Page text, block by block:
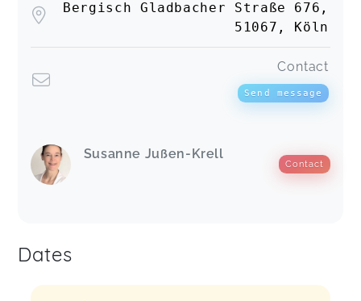
Bergisch Gladbacher Straße 676,
51067, Köln
Contact
Send message
Susanne Jußen-Krell
Contact
Dates